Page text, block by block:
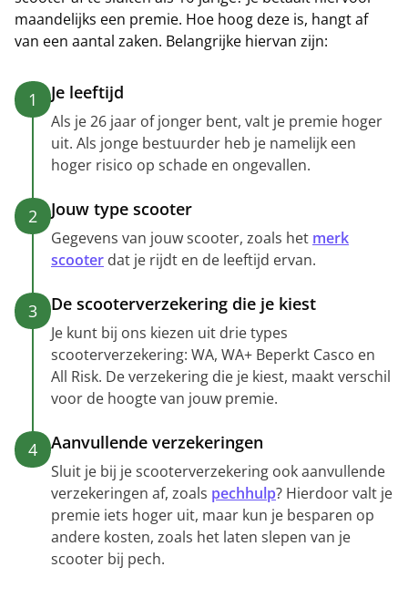
maandelijks een premie. Hoe hoog deze is, hangt af
van een aantal zaken. Belangrijke hiervan zijn:
1 Je leeftijd
Als je 26 jaar of jonger bent, valt je premie hoger
uit. Als jonge bestuurder heb je namelijk een
hoger risico op schade en ongevallen.
2 Jouw type scooter
Gegevens van jouw scooter, zoals het merk
scooter dat je rijdt en de leeftijd ervan.
3 De scooterverzekering die je kiest
Je kunt bij ons kiezen uit drie types
scooterverzekering: WA, WA+ Beperkt Casco en
All Risk. De verzekering die je kiest, maakt verschil
voor de hoogte van jouw premie.
4 Aanvullende verzekeringen
Sluit je bij je scooterverzekering ook aanvullende
verzekeringen af, zoals pechhulp? Hierdoor valt je
premie iets hoger uit, maar kun je besparen op
andere kosten, zoals het laten slepen van je
scooter bij pech.